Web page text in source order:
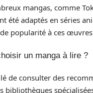
mangas, comme
été adaptés en séries
popularité à ces
un manga à lire ?
de consulter des
bibliothèques